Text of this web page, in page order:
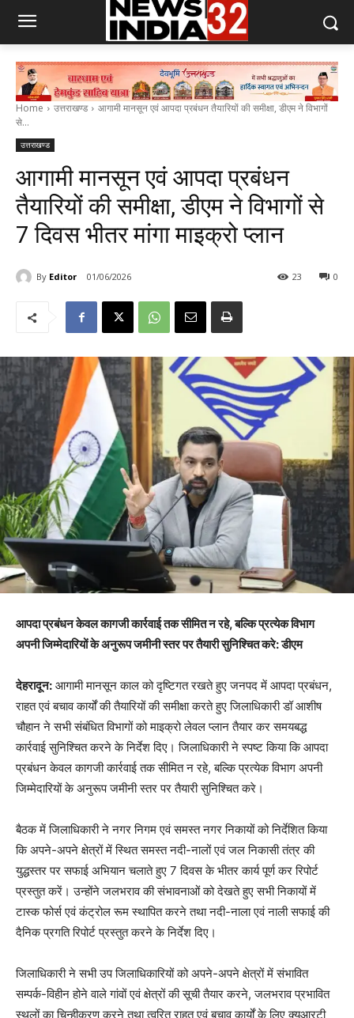
Home उत्तराखण्ड
आगामी मानसून एवं आपदा प्रबंधन तैयारियों की समीक्षा, डीएम ने विभागों
से...
उत्तराखण्ड
आगामी मानसून एवं आपदा प्रबंधन
तैयारियों की समीक्षा, डीएम ने विभागों से
7 दिवस भीतर मांगा माइक्रो प्लान
By Editor 01/06/2026 0
23
आपदा प्रबंधन केवल कागजी कार्रवाई तक सीमित न रहे, बल्कि प्रत्येक विभाग
अपनी जिम्मेदारियों के अनुरूप जमीनी स्तर पर तैयारी सुनिश्चित करे: डीएम
देहरादून: आगामी मानसून काल को दृष्टिगत रखते हुए जनपद में आपदा प्रबंधन,
राहत एवं बचाव कार्यों की तैयारियों की समीक्षा करते हुए जिलाधिकारी डॉ आशीष
चौहान ने सभी संबंधित विभागों को माइक्रो लेवल प्लान तैयार कर समयबद्ध
कार्रवाई सुनिश्चित करने के निर्देश दिए। जिलाधिकारी ने स्पष्ट किया कि आपदा
प्रबंधन केवल कागजी कार्रवाई तक सीमित न रहे, बल्कि प्रत्येक विभाग अपनी
जिम्मेदारियों के अनुरूप जमीनी स्तर पर तैयारी सुनिश्चित करे।
बैठक में जिलाधिकारी ने नगर निगम एवं समस्त नगर निकायों को निर्देशित किया
कि अपने-अपने क्षेत्रों में स्थित समस्त नदी-नालों एवं जल निकासी तंत्र की
युद्धस्तर पर सफाई अभियान चलाते हुए 7 दिवस के भीतर कार्य पूर्ण कर रिपोर्ट
प्रस्तुत करें। उन्होंने जलभराव की संभावनाओं को देखते हुए सभी निकायों में
टास्क फोर्स एवं कंट्रोल रूम स्थापित करने तथा नदी-नाला एवं नाली सफाई की
दैनिक प्रगति रिपोर्ट प्रस्तुत करने के निर्देश दिए।
जिलाधिकारी ने सभी उप जिलाधिकारियों को अपने-अपने क्षेत्रों में संभावित
सम्पर्क-विहीन होने वाले गांवों एवं क्षेत्रों की सूची तैयार करने, जलभराव प्रभावित
स्थलों का चिन्हीकरण करने तथा त्वरित राहत एवं बचाव कार्यों के लिए क्यूआरटी